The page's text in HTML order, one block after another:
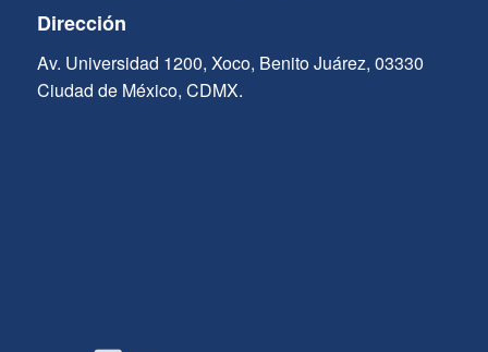
Dirección
Av. Universidad 1200, Xoco, Benito Juárez, 03330
Ciudad de México, CDMX.